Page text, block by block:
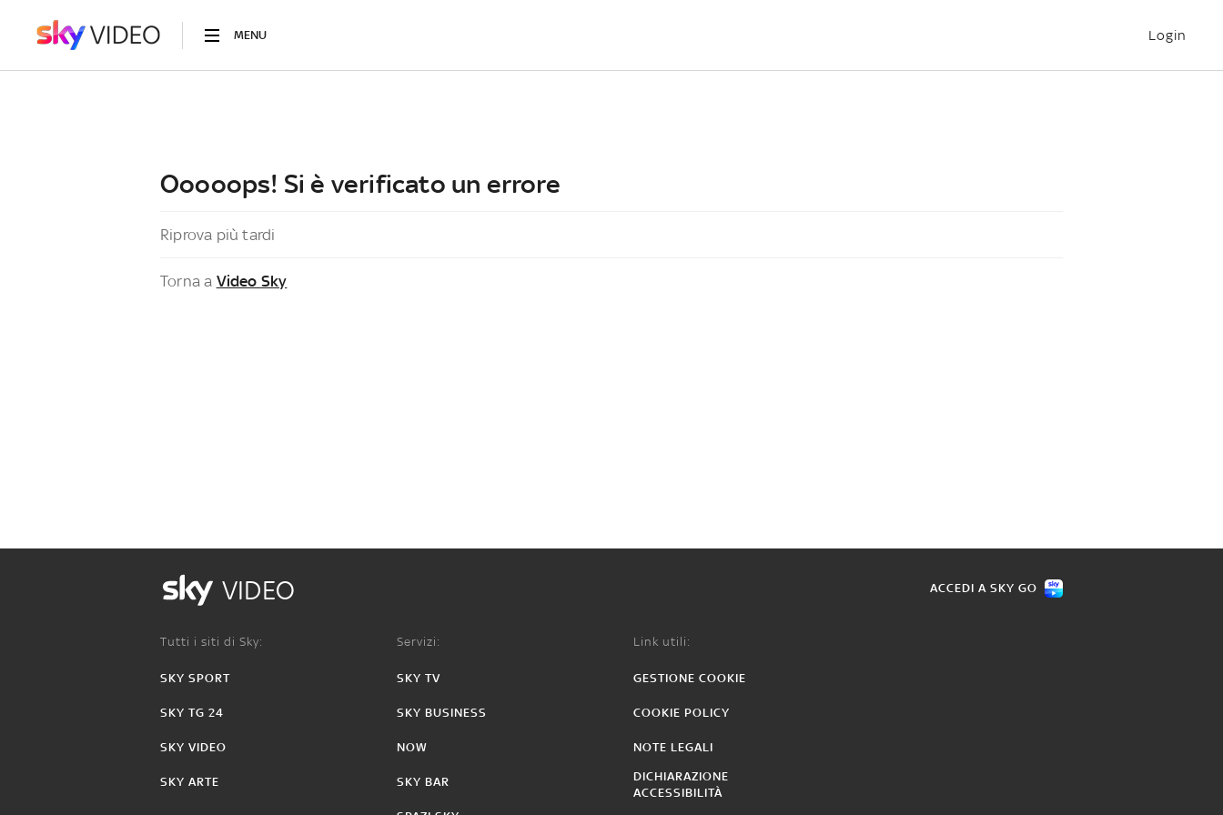
MENU Login
Ooooops! Si è verificato un errore
Riprova più tardi
Torna a Video Sky
VIDEO ACCEDI A SKY GO
Tutti i siti di Sky:
SKY SPORT
SKY TG 24
SKY VIDEO
SKY ARTE
Servizi:
SKY TV
SKY BUSINESS
NOW
SKY BAR
Link utili:
GESTIONE COOKIE
COOKIE POLICY
NOTE LEGALI
DICHIARAZIONE
ACCESSIBILITÀ